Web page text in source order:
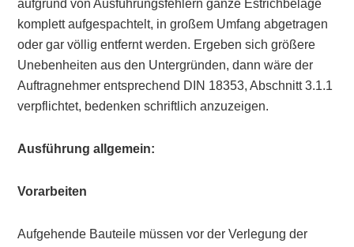
aufgrund von Ausführungsfehlern ganze Estrichbeläge
komplett aufgespachtelt, in großem Umfang abgetragen
oder gar völlig entfernt werden. Ergeben sich größere
Unebenheiten aus den Untergründen, dann wäre der
Auftragnehmer entsprechend DIN 18353, Abschnitt 3.1.1
verpflichtet, bedenken schriftlich anzuzeigen.
Ausführung allgemein:
Vorarbeiten
Aufgehende Bauteile müssen vor der Verlegung der